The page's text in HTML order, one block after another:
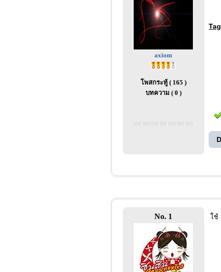
axiom
โพสกระทู้ ( 165 )
บทความ ( 0 )
Tag
No. 1 ใช้